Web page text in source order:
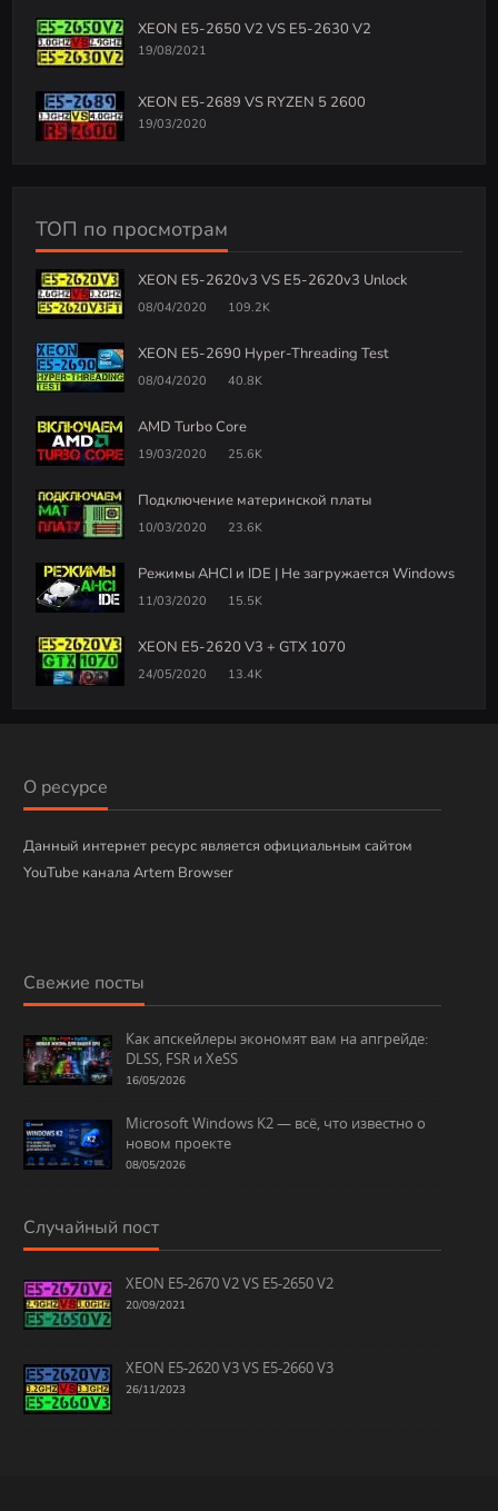
XEON E5-2650 V2 VS E5-2630 V2
19/08/2021
XEON E5-2689 VS RYZEN 5 2600
19/03/2020
ТОП по просмотрам
XEON E5-2620v3 VS E5-2620v3 Unlock
08/04/2020 109.2K
XEON E5-2690 Hyper-Threading Test
08/04/2020 40.8K
AMD Turbo Core
19/03/2020 25.6K
Подключение материнской платы
10/03/2020 23.6K
Режимы AHCI и IDE | Не загружается Windows
11/03/2020 15.5K
XEON E5-2620 V3 + GTX 1070
24/05/2020 13.4K
О ресурсе
Данный интернет ресурс является официальным сайтом
YouTube канала Artem Browser
Свежие посты
Как апскейлеры экономят вам на апгрейде:
DLSS, FSR и XeSS
16/05/2026
Microsoft Windows K2 — всё, что известно о
новом проекте
08/05/2026
Случайный пост
XEON E5-2670 V2 VS E5-2650 V2
20/09/2021
XEON E5-2620 V3 VS E5-2660 V3
26/11/2023